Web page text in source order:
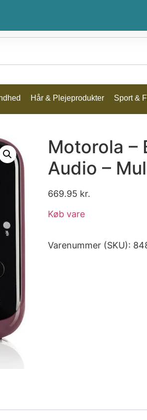
Hår & Plejeprodukter Sport &
Motorola –
Audio –
669.95 kr.
Køb vare
Varenummer (SKU):